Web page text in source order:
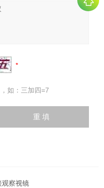
如：三加四=7
观察视镜